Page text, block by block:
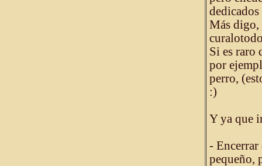
Más digo,
Si es raro
por
perro,
:)
Y ya que
- Encerrar
pequeño,